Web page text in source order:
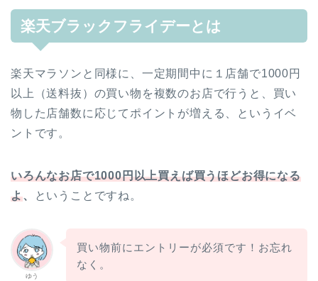
楽天ブラックフライデーとは
楽天マラソンと同様に、一定期間中に１店舗で1000円
以上（送料抜）の買い物を複数のお店で行うと、買い
物した店舗数に応じてポイントが増える、というイベ
ントです。
いろんなお店で1000円以上買えば買うほどお得になる
よ、 ということですね。
ゆう
買い物前にエントリーが必須です！お忘れ
なく。